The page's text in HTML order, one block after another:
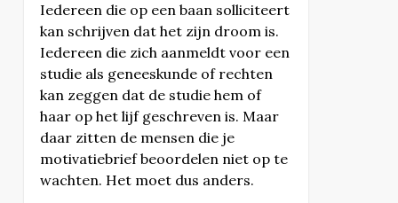
Iedereen die op een baan solliciteert
kan schrijven dat het zijn droom is.
Iedereen die zich aanmeldt voor een
studie als geneeskunde of rechten
kan zeggen dat de studie hem of
haar op het lijf geschreven is. Maar
daar zitten de mensen die je
motivatiebrief beoordelen niet op te
wachten. Het moet dus anders.